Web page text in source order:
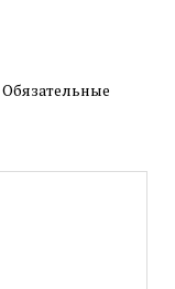
Обязательные